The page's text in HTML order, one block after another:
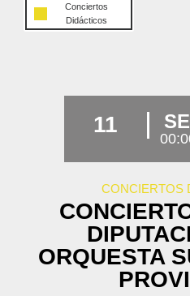
Conciertos
Didácticos
11
CONCIERTOS
ORQUESTA